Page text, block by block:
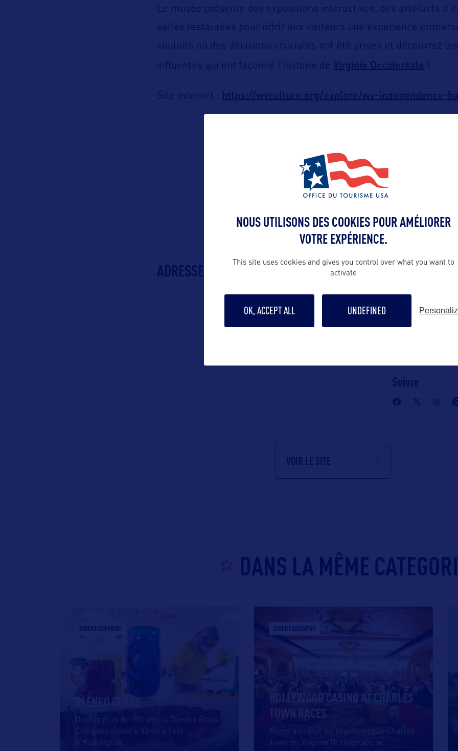
Le musée présente des expositions interactives, des artefacts
salles restaurées pour offrir aux visiteurs une expérience
couloirs où des décisions cruciales ont été prises et découvrez
influentes qui ont façonné l’histoire de Virginie Occidentale !
Site internet : https://wvculture.org/explore/wv-independence-
ALLEZ PLUS LOIN
ADRESSES Contact presse
Contact grand
Suivre
VOIR LE SITE
DANS LA MÊME
DIVERTISSEMENT
BLENKO GLASS
Depuis plus de 100 ans, la Blenko Glass
Company située à 30mn à l’est
d’Huntington
DIVERTISSEMENT
HOLLYWOOD CASINO AT CHARLES
TOWN RACES
Niché au cœur de la pittoresque Charles
Town en Virginie Occidentale, le
NOUS UTILISONS DES COOKIES POUR AMÉLIORER
VOTRE EXPÉRIENCE.
This site uses cookies and gives you control over what you want to
activate
OK, ACCEPT ALL UNDEFINED